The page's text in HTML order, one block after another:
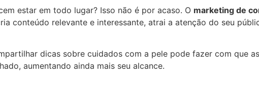
estar em todo lugar? Isso não é por acaso. O marketing de
conteúdo relevante e interessante, atrai a atenção do seu
dicas sobre cuidados com a pele pode fazer com que
aumentando ainda mais seu alcance.